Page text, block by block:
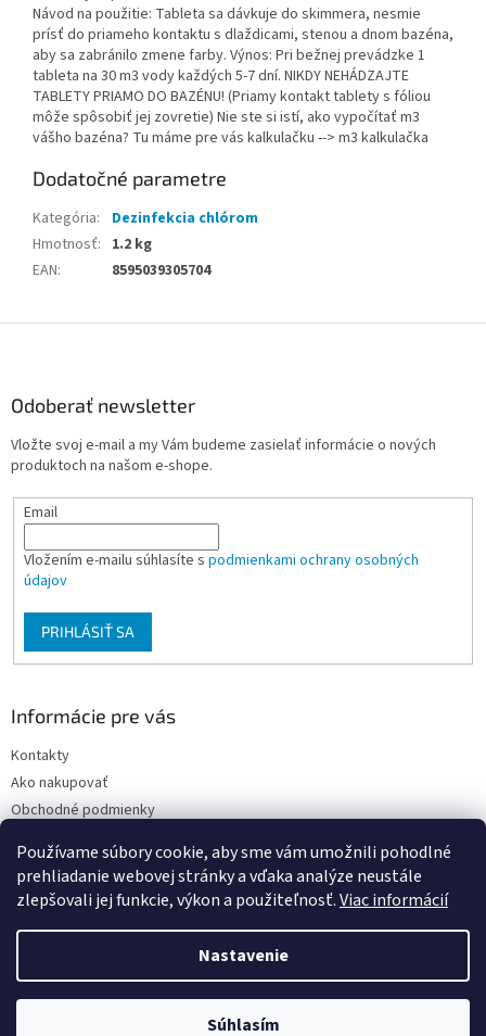
Používame súbory cookie, aby sme vám umožnili pohodlné
prehliadanie webovej stránky a vďaka analýze neustále
zlepšovali jej funkcie, výkon a použiteľnosť.Viac informácií
Nastavenie
Súhlasím
Návod na použitie: Tableta sa dávkuje do skimmera, nesmie
prísť do priameho kontaktu s dlaždicami, stenou a dnom bazéna,
aby sa zabránilo zmene farby. Výnos: Pri bežnej prevádzke 1
tableta na 30 m3 vody každých 5-7 dní. NIKDY NEHÁDZAJTE
TABLETY PRIAMO DO BAZÉNU! (Priamy kontakt tablety s fóliou
môže spôsobiť jej zovretie) Nie ste si istí, ako vypočítať m3
vášho bazéna? Tu máme pre vás kalkulačku --> m3 kalkulačka
Dodatočné parametre
Kategória:
Dezinfekcia chlórom
Hmotnosť: 1.2 kg
EAN: 8595039305704
Odoberať newsletter
Vložte svoj e-mail a my Vám budeme zasielať informácie o nových
produktoch na našom e-shope.
Email
Vložením e-mailu súhlasíte s podmienkami ochrany osobných
údajov
PRIHLÁSIŤ SA
Informácie pre vás
Kontakty
Ako nakupovať
Obchodné podmienky
Moja objednávka
Vytvoril Shoptet
FARBY-LAKY U PEPÁNKA